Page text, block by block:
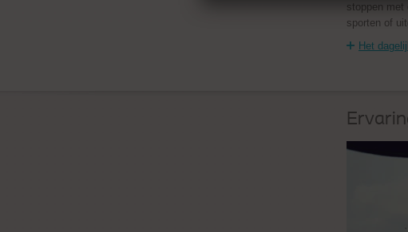
stoppen met
sporten of
Het